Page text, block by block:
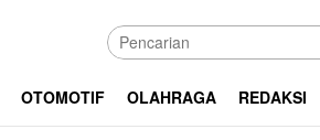
OTOMOTIF OLAHRAGA REDAKSI